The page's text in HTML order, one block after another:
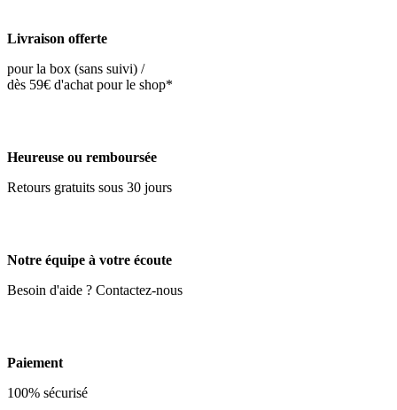
Livraison offerte
pour la box (sans suivi) /
dès 59€ d'achat pour le shop*
Heureuse ou remboursée
Retours gratuits sous 30 jours
Notre équipe à votre écoute
Besoin d'aide ? Contactez-nous
Paiement
100% sécurisé